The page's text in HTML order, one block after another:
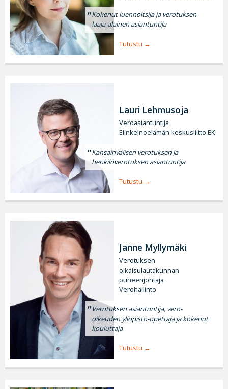
Kokenut luennoitsija ja verotuksen
laaja-alainen asiantuntija
Tutustu
Lauri Lehmusoja
Veroasiantuntija
Elinkeinoelämän keskusliitto EK
Kansainvälisen verotuksen ja
henkilöverotuksen asiantuntija
Tutustu
Janne Myllymäki
Verotuksen
oikaisulautakunnan
puheenjohtaja
Verohallinto
Verotuksen asiantuntija, vero-
oikeuden yliopisto-opettaja ja kokenut
kouluttaja
Tutustu